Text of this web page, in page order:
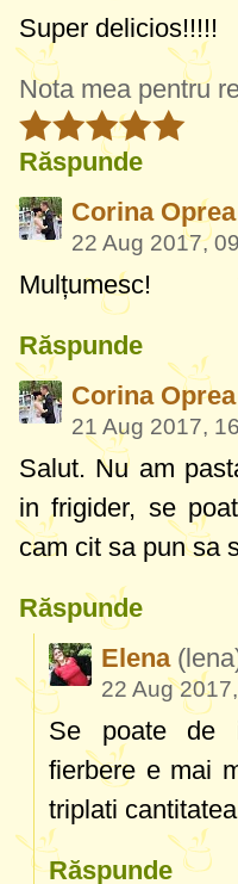
Super delicios!!!!!
Nota mea pentru
Răspunde
Corina Oprea
22 Aug 2017,
Mulțumesc!
Răspunde
Corina Oprea
21 Aug 2017,
Salut. Nu am
in frigider, se
cam cit sa pun sa
Răspunde
Elena
22 Aug
Se poate de
fierbere e mai
triplati
Răspunde